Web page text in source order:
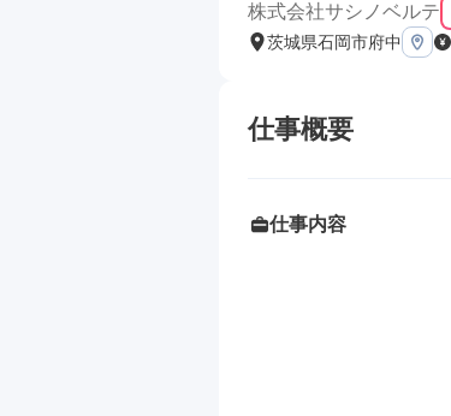
株式会社サシノベルテ
茨城県石岡市府中
仕事概要
仕事内容